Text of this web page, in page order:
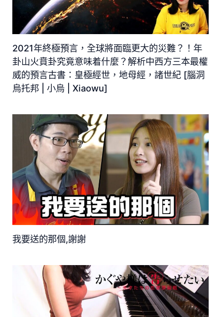
2021年終極預言，全球將面臨更大的災難？！年
卦山火賁卦究竟意味着什麼？解析中西方三本最權
威的預言古書：皇極經世，地母經，諸世紀 [腦洞
烏托邦 | 小烏 | Xiaowu]
我要送的那個,謝謝